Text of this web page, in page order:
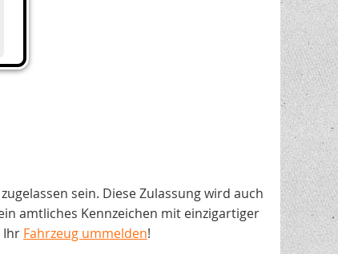
sein. Diese Zulassung wird auch
amtliches Kennzeichen mit einzigartiger
Ihr Fahrzeug ummelden!